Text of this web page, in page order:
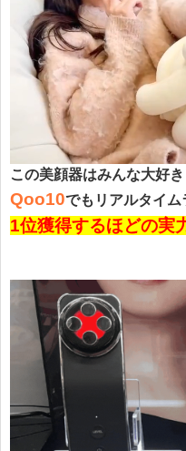
この美顔器はみんな大好き
Qoo10でもリアルタイム
1位獲得するほどの実